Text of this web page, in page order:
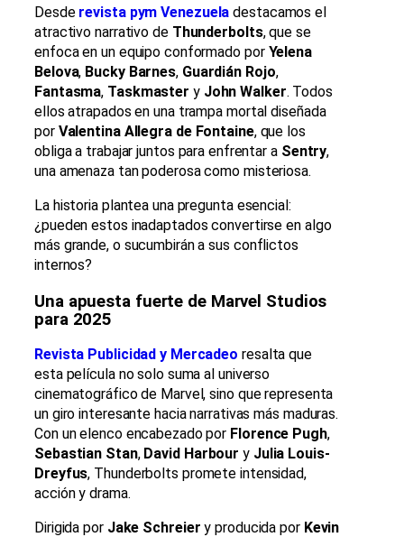
Desde revista pym Venezuela destacamos el
atractivo narrativo de Thunderbolts, que se
enfoca en un equipo conformado por Yelena
Belova, Bucky Barnes, Guardián Rojo,
Fantasma, Taskmaster y John Walker. Todos
ellos atrapados en una trampa mortal diseñada
por Valentina Allegra de Fontaine, que los
obliga a trabajar juntos para enfrentar a Sentry,
una amenaza tan poderosa como misteriosa.
La historia plantea una pregunta esencial:
¿pueden estos inadaptados convertirse en algo
más grande, o sucumbirán a sus conflictos
internos?
Una apuesta fuerte de Marvel Studios
para 2025
Revista Publicidad y Mercadeo resalta que
esta película no solo suma al universo
cinematográfico de Marvel, sino que representa
un giro interesante hacia narrativas más maduras.
Con un elenco encabezado por Florence Pugh,
Sebastian Stan, David Harbour y Julia Louis-
Dreyfus, Thunderbolts promete intensidad,
acción y drama.
Dirigida por Jake Schreier y producida por Kevin